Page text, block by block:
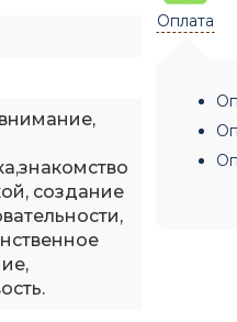
создание
Оплата